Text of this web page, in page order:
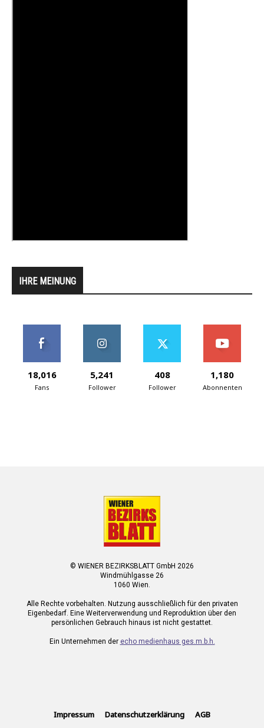
IHRE MEINUNG
18,016
Fans
5,241
Follower
408
Follower
1,180
Abonnenten
© WIENER BEZIRKSBLATT GmbH 2026
Windmühlgasse 26
1060 Wien.
Alle Rechte vorbehalten. Nutzung ausschließlich für den privaten
Eigenbedarf. Eine Weiterverwendung und Reproduktion über den
persönlichen Gebrauch hinaus ist nicht gestattet.
Ein Unternehmen der echo medienhaus ges.m.b.h.
Impressum Datenschutzerklärung AGB